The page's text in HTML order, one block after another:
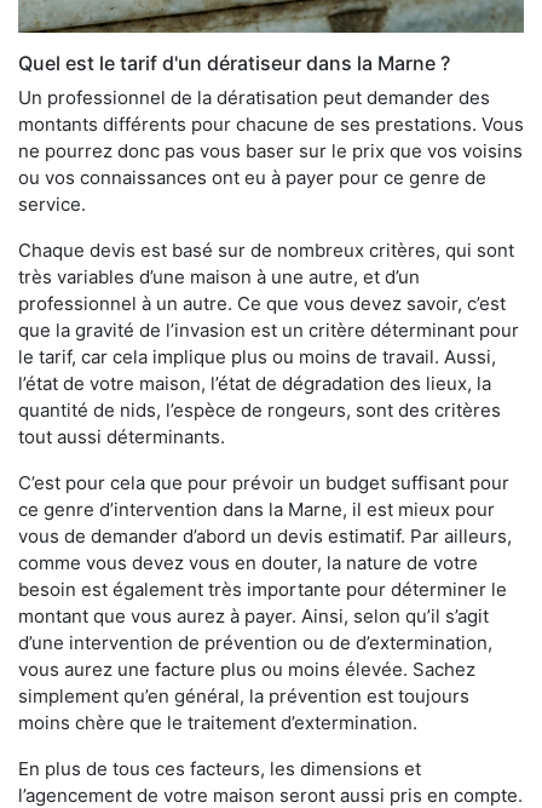
Quel est le tarif d'un dératiseur dans la Marne ?
Un professionnel de la dératisation peut demander des
montants différents pour chacune de ses prestations. Vous
ne pourrez donc pas vous baser sur le prix que vos voisins
ou vos connaissances ont eu à payer pour ce genre de
service.
Chaque devis est basé sur de nombreux critères, qui sont
très variables d’une maison à une autre, et d’un
professionnel à un autre. Ce que vous devez savoir, c’est
que la gravité de l’invasion est un critère déterminant pour
le tarif, car cela implique plus ou moins de travail. Aussi,
l’état de votre maison, l’état de dégradation des lieux, la
quantité de nids, l’espèce de rongeurs, sont des critères
tout aussi déterminants.
C’est pour cela que pour prévoir un budget suffisant pour
ce genre d’intervention dans la Marne, il est mieux pour
vous de demander d’abord un devis estimatif. Par ailleurs,
comme vous devez vous en douter, la nature de votre
besoin est également très importante pour déterminer le
montant que vous aurez à payer. Ainsi, selon qu’il s’agit
d’une intervention de prévention ou de d’extermination,
vous aurez une facture plus ou moins élevée. Sachez
simplement qu’en général, la prévention est toujours
moins chère que le traitement d’extermination.
En plus de tous ces facteurs, les dimensions et
l’agencement de votre maison seront aussi pris en compte.